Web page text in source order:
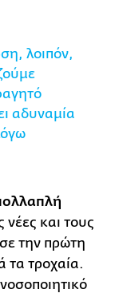
λοιπόν,
αδυναμία
νέες και τους
την πρώτη
τα τροχαία.